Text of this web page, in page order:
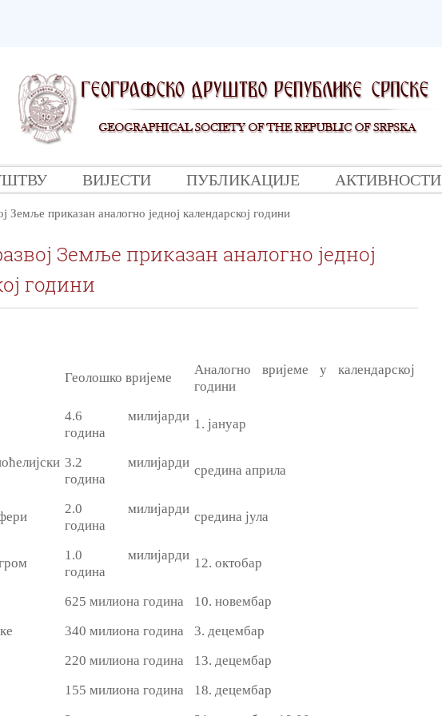
ВИЈЕСТИ ПУБЛИКАЦИЈЕ АКТИВНОСТИ
Земље приказан аналогно једној календарској години
години
Геолошко вријеме
Аналогно вријеме у календарској
години
4.6 милијарди
година
1. јануар
3.2 милијарди
година
средина априла
2.0 милијарди
година
средина јула
1.0 милијарди
година
12. октобар
625 милиона година
10. новембар
340 милиона година
3. децембар
220 милиона година
13. децембар
155 милиона година
18. децембар